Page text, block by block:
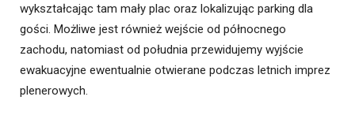
wykształcając tam mały plac oraz lokalizując parking dla
gości. Możliwe jest również wejście od północnego
zachodu, natomiast od południa przewidujemy wyjście
ewakuacyjne ewentualnie otwierane podczas letnich imprez
plenerowych.